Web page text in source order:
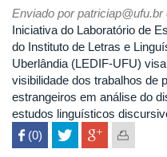
Enviado porpatriciap@ufu.br
Iniciativa do Laboratório de
do Instituto de Letras e
Uberlândia (LEDIF-UFU)
visibilidade dos trabalhos de
estrangeiros em análise do
estudos linguísticos
 (0)